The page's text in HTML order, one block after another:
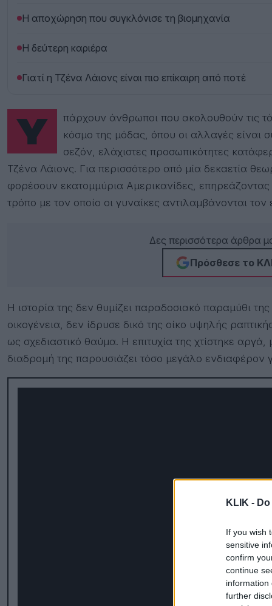
KLIK -
If you wish
sensitive
confirm
continue
information
further
Η αποχώρηση που συγκλόνισε τη βιομηχανία
Η δεύτερη καριέρα
Γιατί η Τζένα Λάιονς είναι πιο επίκαιρη από ποτέ
Υπάρχουν άνθρωποι που ακολουθούν τις τάσεις και άνθρωποι που τις δημιουργούν. Στον
κόσμο της μόδας, όπου οι αλλαγές είναι
σεζόν, ελάχιστες προσωπικότητες
Τζένα Λάιονς. Για περισσότερο από μία δεκαετία
φορέσουν εκατομμύρια Αμερικανίδες,
τρόπο με τον οποίο οι γυναίκες αντιλαμβάνονται τον
Δες περισσότερα άρθρα
Πρόσθεσε το
Η ιστορία της δεν θυμίζει παραδοσιακό παραμύθι
οικογένεια, δεν ίδρυσε δικό της οίκο υψηλής
ως σχεδιαστικό θαύμα. Η επιτυχία της χτίστηκε αργά,
διαδρομή της παρουσιάζει τόσο μεγάλο ενδιαφέρον